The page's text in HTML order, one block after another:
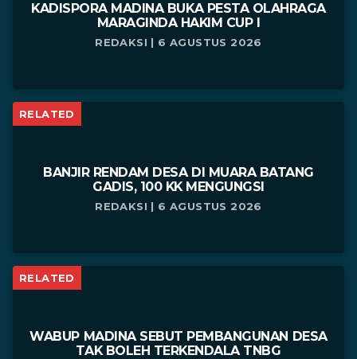
KADISPORA MADINA BUKA PESTA OLAHRAGA
MARAGINDA HAKIM CUP I
REDAKSI | 6 AGUSTUS 2026
RELATED
BANJIR RENDAM DESA DI MUARA BATANG
GADIS, 100 KK MENGUNGSI
REDAKSI | 6 AGUSTUS 2026
RELATED
WABUP MADINA SEBUT PEMBANGUNAN DESA
TAK BOLEH TERKENDALA TNBG